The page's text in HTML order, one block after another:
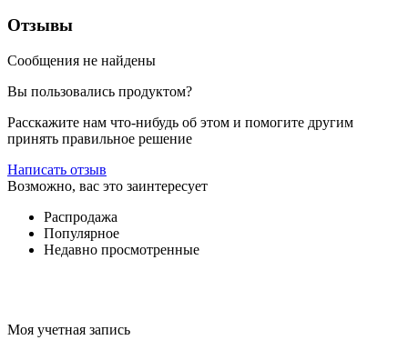
Отзывы
Сообщения не найдены
Вы пользовались продуктом?
Расскажите нам что-нибудь об этом и помогите другим
принять правильное решение
Написать отзыв
Возможно, вас это заинтересует
Распродажа
Популярное
Недавно просмотренные
Моя учетная запись